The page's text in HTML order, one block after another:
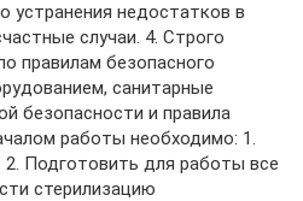
устранения недостатков в
случаи. 4. Строго
правилам безопасного
санитарные
безопасности и правила
работы необходимо: 1.
Подготовить для работы все
стерилизацию